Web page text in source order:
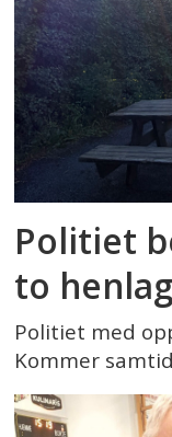
Politiet
to
Politiet med
Kommer